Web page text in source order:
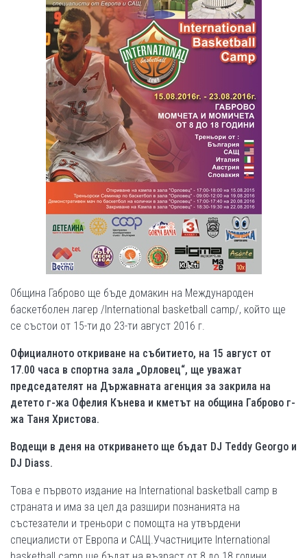
Община Габрово ще бъде домакин на Международен
баскетболен лагер /International basketball camp/, който ще
се състои от 15-ти до 23-ти август 2016 г.
Официалното откриване на събитието, на 15 август от
17.00 часа в спортна зала „Орловец“, ще уважат
председателят на Държавната агенция за закрила на
детето г-жа Офелия Кънева и кметът на община Габрово г-
жа Таня Христова.
Водещи в деня на откриването ще бъдат DJ Teddy Georgo и
DJ Diass.
Това е първото издание на International basketball camp в
страната и има за цел да разшири познанията на
състезатели и треньори с помощта на утвърдени
специалисти от Европа и САЩ.Участниците International